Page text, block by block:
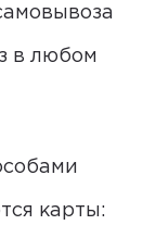
в любом
карты: